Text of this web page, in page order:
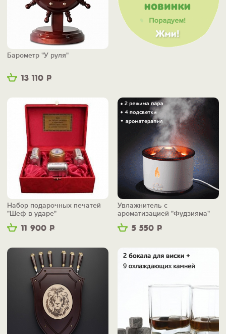
13 110 Р
Барометр "У руля"
11 900 Р
Набор подарочных печатей
"Шеф в ударе"
5 550 Р
Увлажнитель с
ароматизацией "Фудзияма"